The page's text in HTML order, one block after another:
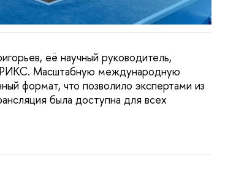
её научный руководитель,
Масштабную международную
формат, что позволило экспертами из
была доступна для всех